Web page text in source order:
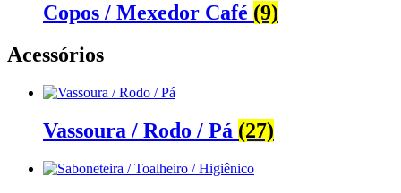
Copos / Mexedor Café (9)
Acessórios
Vassoura / Rodo / Pá (27)